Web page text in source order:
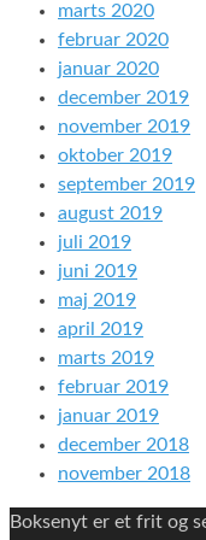
marts 2020
februar 2020
januar 2020
december 2019
november 2019
oktober 2019
september 2019
august 2019
juli 2019
juni 2019
maj 2019
april 2019
marts 2019
februar 2019
januar 2019
december 2018
november 2018
Boksenyt er et frit og